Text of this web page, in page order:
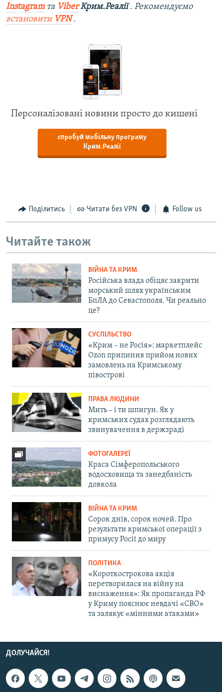
Instagramта ViberКрим.Реалії. Рекомендуємо
встановити VPN.
Персоналізовані новини просто до кишені
спробуй мобільну програму
Крим.Реалії
Поділитись Читати без VPN Follow us
Читайте також
ВІЙНА ТА КРИМ
Російська влада обіцяє закрити
морський шлях українським
БпЛА до Севастополя. Чи реально
це?
СУСПІЛЬСТВО
«Крим – не Росія»: маркетплейс
Ozon припинив прийом нових
замовлень на Кримському
півострові
ПРАВА ЛЮДИНИ
Мить – і ти шпигун. Як у
кримських судах розглядають
звинувачення в держзраді
ФОТОГАЛЕРЕЇ
Краса Сімферопольського
водосховища та занедбаність
довкола
ВІЙНА ТА КРИМ
Сорок днів, сорок ночей. Про
результати кримської операції з
примусу Росії до миру
ПОЛІТИКА
«Короткострокова акція
перетворилася на війну на
виснаження»: Як пропаганда РФ
у Криму пояснює невдачі «СВО»
та залякує «мінними атаками»
ДОЛУЧАЙСЯ!